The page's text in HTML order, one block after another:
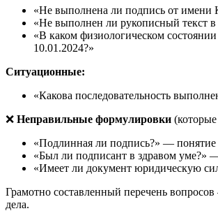
«Не выполнена ли подпись от имени
«Не выполнен ли рукописный текст
«В каком физиологическом
10.01.2024?»
Ситуационные:
«Какова последовательность
❌ Неправильные формулировки (которые
«Подлинная ли подпись?» — понятие
«Был ли подписант в здравом уме?»
«Имеет ли документ юридическую
Грамотно составленный перечень
дела.